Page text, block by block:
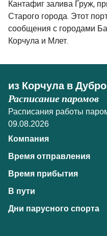
Кантафиг залива Груж,
Старого города. Этот
сообщения с городами
Корчула и Млет.
из Корчула в
Расписание паромов
Расписания работы
09.08.2026